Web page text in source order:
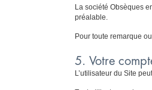
La société Obsèques
préalable.
Pour toute remarque
5. Votre
L’utilisateur du Site